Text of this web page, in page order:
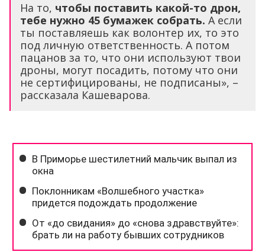
На то, чтобы поставить какой-то дрон,
тебе нужно 45 бумажек собрать. А если
ты поставляешь как волонтер их, то это
под личную ответственность. А потом
пацанов за то, что они используют твои
дроны, могут посадить, потому что они
не сертифицированы, не подписаны», –
рассказала Кашеварова.